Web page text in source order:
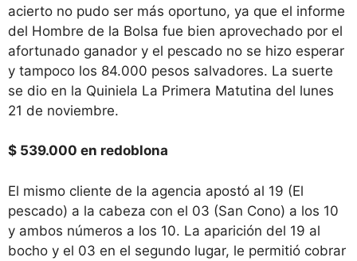
acierto no pudo ser más oportuno, ya que el informe
del Hombre de la Bolsa fue bien aprovechado por el
afortunado ganador y el pescado no se hizo esperar
y tampoco los 84.000 pesos salvadores. La suerte
se dio en la Quiniela La Primera Matutina del lunes
21 de noviembre.
$ 539.000 en redoblona
El mismo cliente de la agencia apostó al 19 (El
pescado) a la cabeza con el 03 (San Cono) a los 10
y ambos números a los 10. La aparición del 19 al
bocho y el 03 en el segundo lugar, le permitió cobrar